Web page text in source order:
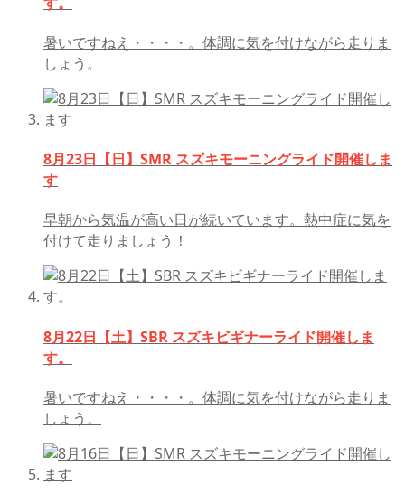
暑いですねえ・・・・。体調に気を付けながら走りま
しょう。
8月23日【日】SMR スズキモーニングライド開催しま
す
早朝から気温が高い日が続いています。熱中症に気を
付けて走りましょう！
8月22日【土】SBR スズキビギナーライド開催しま
す。
暑いですねえ・・・・。体調に気を付けながら走りま
しょう。